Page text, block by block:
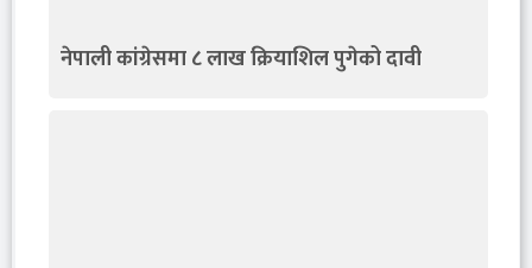
नेपाली कांग्रेसमा ८ लाख क्रियाशिल पुगेको दावी